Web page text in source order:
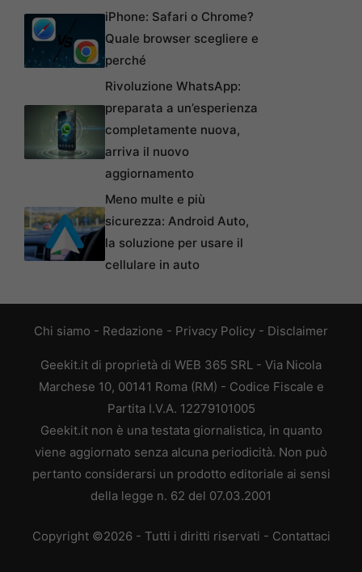
iPhone: Safari o Chrome?
Quale browser scegliere e
perché
Rivoluzione WhatsApp:
preparata a un’esperienza
completamente nuova,
arriva il nuovo
aggiornamento
Meno multe e più
sicurezza: Android Auto,
la soluzione per usare il
cellulare in auto
Chi siamo - Redazione - Privacy Policy - Disclaimer
Geekit.it di proprietà di WEB 365 SRL - Via Nicola
Marchese 10, 00141 Roma (RM) - Codice Fiscale e
Partita I.V.A. 12279101005
Geekit.it non è una testata giornalistica, in quanto
viene aggiornato senza alcuna periodicità. Non può
pertanto considerarsi un prodotto editoriale ai sensi
della legge n. 62 del 07.03.2001
Copyright ©2026 - Tutti i diritti riservati - Contattaci